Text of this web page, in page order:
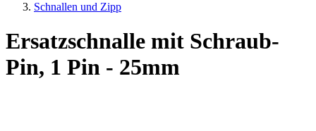
Schnallen und Zipp
Ersatzschnalle mit Schraub-
Pin, 1 Pin - 25mm